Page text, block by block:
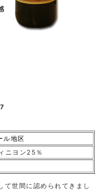
ル地区
ニヨン25％
て世間に認められてきまし